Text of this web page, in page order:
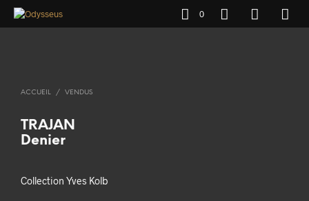
0
ACCUEIL / VENDUS
TRAJAN
Denier
Collection Yves Kolb